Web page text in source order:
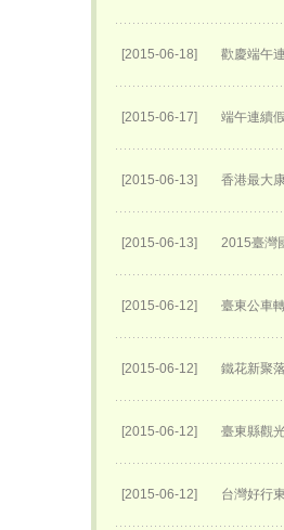
[2015-06-18] 歡慶端午
[2015-06-17] 端午連續
[2015-06-13] 香港最大
[2015-06-13] 2015臺灣
[2015-06-12] 臺東公車
[2015-06-12] 鐵花新聚
[2015-06-12] 臺東縣觀
[2015-06-12] 台灣好行